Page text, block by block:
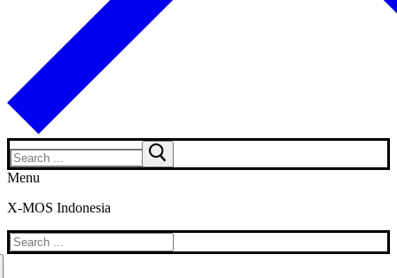
Search
for:
Menu
X-MOS Indonesia
Search
for: